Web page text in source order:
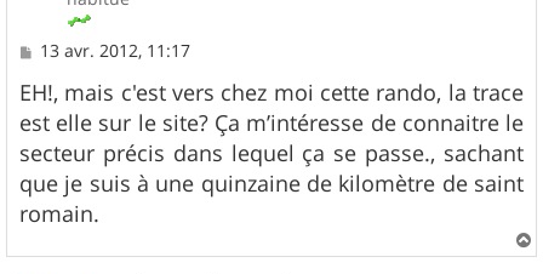
M
s
s
a
g
e
13 avr. 2012, 11:17
EH!, mais c'est vers chez moi cette rando, la trace
est elle sur le site? Ça m’intéresse de connaitre le
secteur précis dans lequel ça se passe., sachant
que je suis à une quinzaine de kilomètre de saint
romain.
a